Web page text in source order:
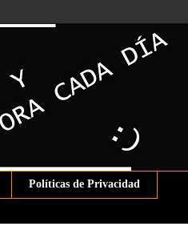
Políticas de Privacidad